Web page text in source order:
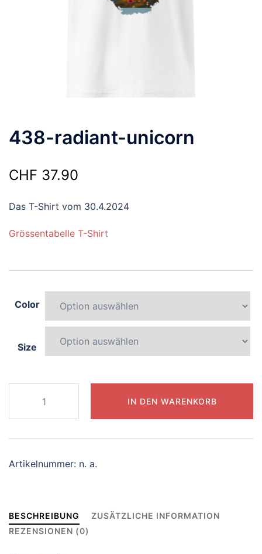
438-radiant-unicorn
CHF 37.90
Das T-Shirt vom 30.4.2024
Grössentabelle T-Shirt
Color
Size
unicorn
Menge
IN DEN WARENKORB
Artikelnummer: n. a.
BESCHREIBUNG
ZUSÄTZLICHE INFORMATION
REZENSIONEN (0)